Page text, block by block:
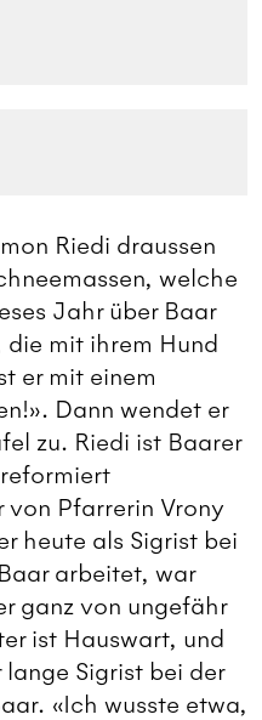
Riedi draussen
welche
Jahr über Baar
mit ihrem Hund
er mit einem
Dann wendet er
zu. Riedi ist Baarer
von Pfarrerin Vrony
heute als Sigrist bei
arbeitet, war
ganz von ungefähr
ist Hauswart, und
Sigrist bei der
«Ich wusste etwa,